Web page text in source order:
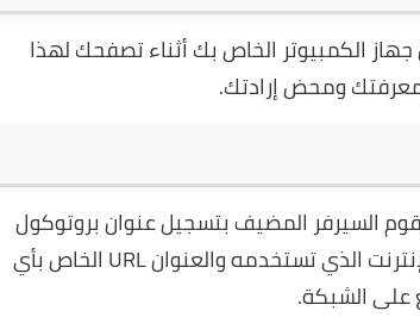
الكمبيوتر الخاص بك أثناء تصفحك لهذا
ومحض إرادتك.
السيرفر المضيف بتسجيل عنوان بروتوكول
شبكة الإنترنت (IP) الخاص بك ، تاريخ ووقت الزيارة ونوع متصفح الإنترنت الذي تستخدمه والعنوان URL الخاص بأي
على الشبكة.